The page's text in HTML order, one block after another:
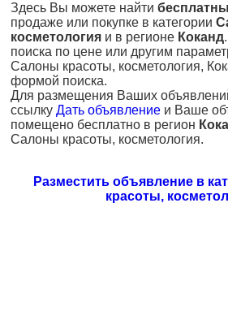
Здесь Вы можете найти
продаже или покупке в категории
косметология и в регионе Коканд
поиска по цене или другим
Салоны красоты, косметология,
формой поиска.
Для размещения Ваших
ссылку Дать объявление и Ваше
помещено бесплатно в регион
Салоны красоты, косметология.
Разместить объявление в
красоты,